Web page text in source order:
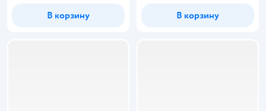
В корзину В корзину